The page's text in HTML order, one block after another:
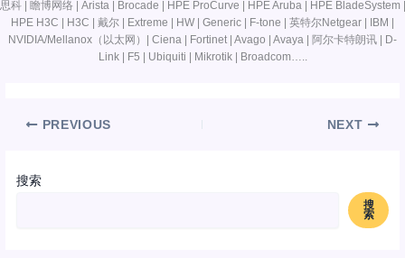
搜索
搜
索
思科 | 瞻博网络 | Arista | Brocade | HPE ProCurve | HPE Aruba | HPE BladeSystem |
HPE H3C | H3C | 戴尔 | Extreme | HW | Generic | F-tone | 英特尔Netgear | IBM |
NVIDIA/Mellanox（以太网）| Ciena | Fortinet | Avago | Avaya | 阿尔卡特朗讯 | D-
Link | F5 | Ubiquiti | Mikrotik | Broadcom…..
PREVIOUS NEXT